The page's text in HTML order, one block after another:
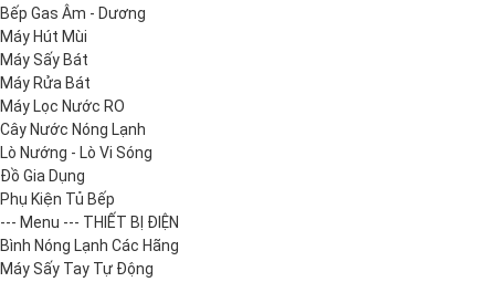
Bếp Gas Âm - Dương
Máy Hút Mùi
Máy Sấy Bát
Máy Rửa Bát
Máy Lọc Nước RO
Cây Nước Nóng Lạnh
Lò Nướng - Lò Vi Sóng
Đồ Gia Dụng
Phụ Kiện Tủ Bếp
--- Menu --- THIẾT BỊ ĐIỆN
Bình Nóng Lạnh Các Hãng
Máy Sấy Tay Tự Động